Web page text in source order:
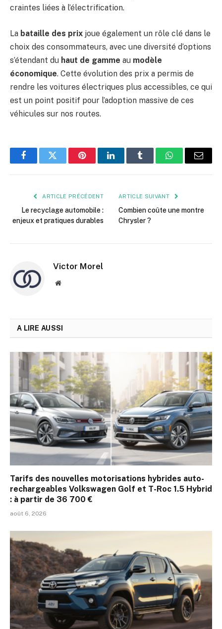
craintes liées à l’électrification.
La bataille des prix joue également un rôle clé dans le
choix des consommateurs, avec une diversité d’options
s’étendant du haut de gamme au modèle
économique. Cette évolution des prix a permis de
rendre les voitures électriques plus accessibles, ce qui
est un point positif pour l’adoption massive de ces
véhicules sur nos routes.
FacebookTwitter PinterestLinkedInTumblr WhatsApp
E-
ARTICLE PRÉCÉDENT
Le recyclage automobile :
enjeux et pratiques durables
ARTICLE SUIVANT
Combien coûte une montre
Chrysler ?
Victor Morel
Site
A LIRE AUSSI
Tarifs des nouvelles motorisations hybrides auto-
rechargeables Volkswagen Golf et T-Roc 1.5 Hybrid
: à partir de 36 700 €
août 6, 2026